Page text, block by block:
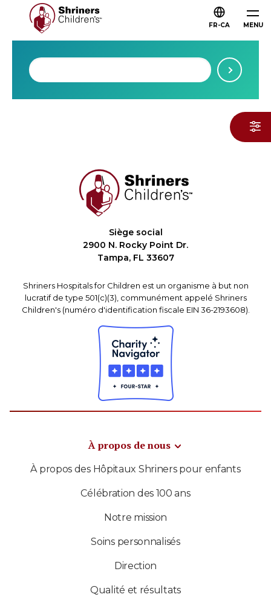
MENU
FR-CA
Siège social
2900 N. Rocky Point Dr.
Tampa, FL 33607
Shriners Hospitals for Children est un organisme à but non
lucratif de type 501(c)(3), communément appelé Shriners
Children's (numéro d'identification fiscale EIN 36-2193608).
À propos de nous
À propos des Hôpitaux Shriners pour enfants
Célébration des 100 ans
Notre mission
Soins personnalisés
Direction
Qualité et résultats